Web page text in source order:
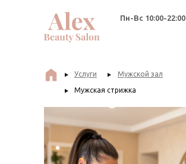
Пн-Вс 10:00-22:00
Мужской зал
Услуги
Мужская стрижка